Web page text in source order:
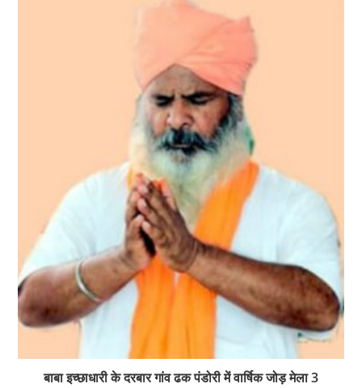
बाबा इच्छाधारी के दरबार गांव ढक पंडोरी में वार्षिक जोड़ मेला 3